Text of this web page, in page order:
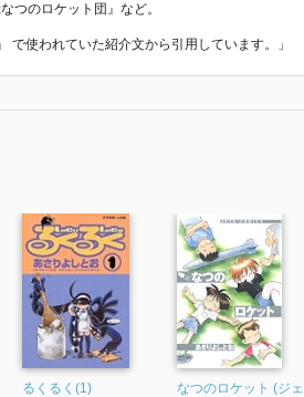
つのロケット団』など。
で使われていた紹介文から引用しています。」
るくるく(1)
なつのロケット (ジェ